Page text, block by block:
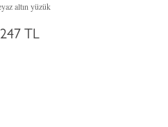
altın yüzük
TL